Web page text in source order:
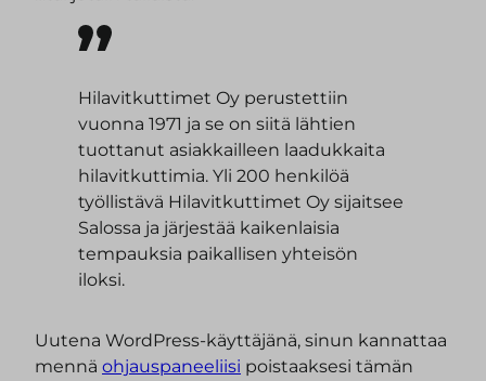
Hilavitkuttimet Oy perustettiin
vuonna 1971 ja se on siitä lähtien
tuottanut asiakkailleen laadukkaita
hilavitkuttimia. Yli 200 henkilöä
työllistävä Hilavitkuttimet Oy sijaitsee
Salossa ja järjestää kaikenlaisia
tempauksia paikallisen yhteisön
iloksi.
Uutena WordPress-käyttäjänä, sinun kannattaa
mennä ohjauspaneeliisi poistaaksesi tämän